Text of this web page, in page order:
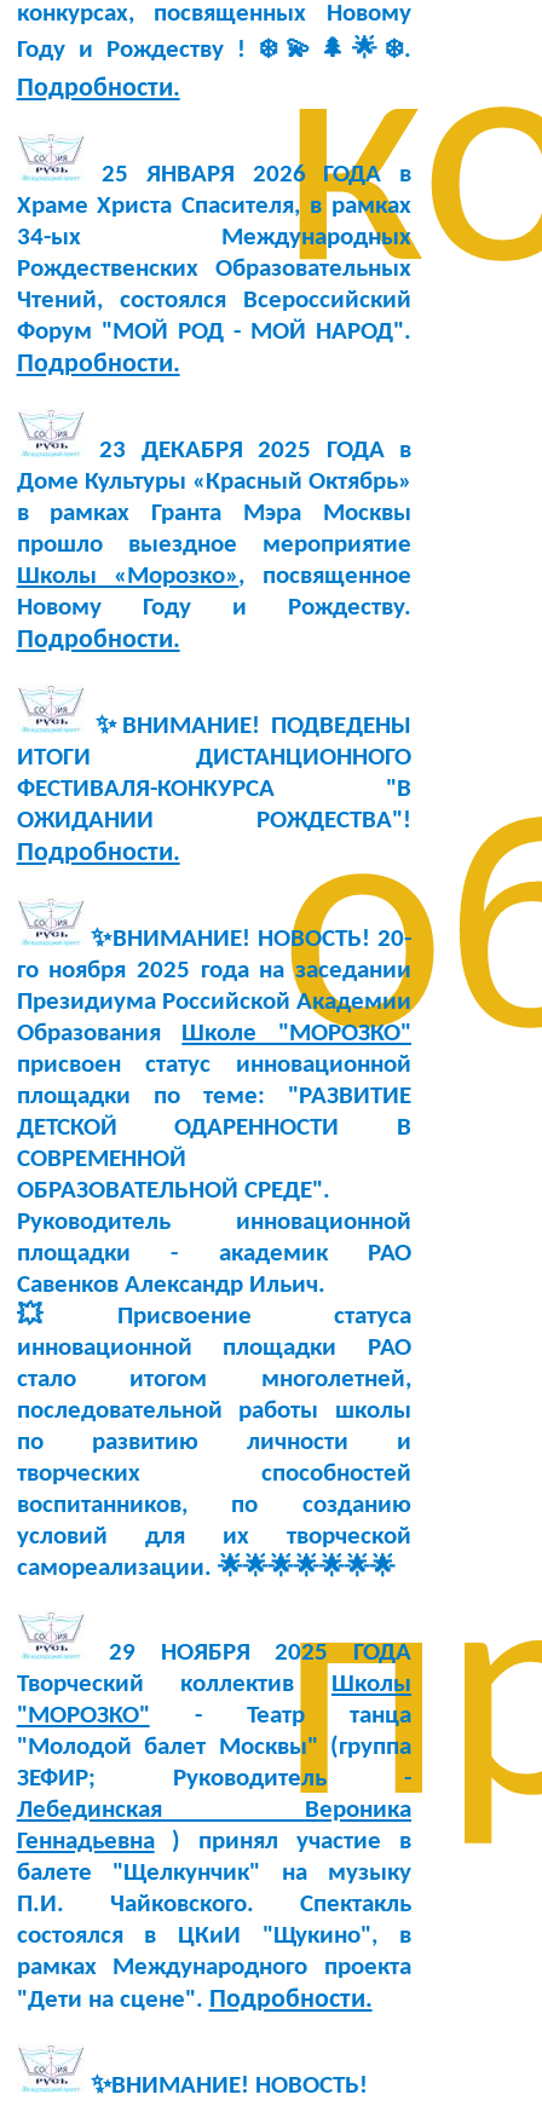
конкурсах, посвященных Новому
Году и Рождеству ! ❄️💫🌲🌟❄️.
Подробности.
25 ЯНВАРЯ 2026 ГОДА в
Храме Христа Спасителя, в рамках
34-ых Международных
Рождественских Образовательных
Чтений, состоялся Всероссийский
Форум "МОЙ РОД - МОЙ НАРОД".
Подробности.
23 ДЕКАБРЯ 2025 ГОДА в
Доме Культуры «Красный Октябрь»
в рамках Гранта Мэра Москвы
прошло выездное мероприятие
Школы «Морозко», посвященное
Новому Году и Рождеству.
Подробности.
✨ВНИМАНИЕ! ПОДВЕДЕНЫ
ИТОГИ ДИСТАНЦИОННОГО
ФЕСТИВАЛЯ-КОНКУРСА "В
ОЖИДАНИИ РОЖДЕСТВА"!
Подробности.
✨ВНИМАНИЕ! НОВОСТЬ! 20-
го ноября 2025 годана заседании
Президиума Российской Академии
Образования Школе "МОРОЗКО"
присвоен статус инновационной
площадки по теме: "РАЗВИТИЕ
ДЕТСКОЙ ОДАРЕННОСТИ В
СОВРЕМЕННОЙ
ОБРАЗОВАТЕЛЬНОЙ СРЕДЕ".
Руководитель инновационной
площадки - академик РАО
Савенков Александр Ильич.
💥Присвоение статуса
инновационной площадки РАО
стало итогом многолетней,
последовательной работы школы
по развитию личности и
творческих способностей
воспитанников, по созданию
условий для их творческой
самореализации. 🌟🌟🌟🌟🌟🌟🌟
29 НОЯБРЯ 2025 ГОДА
Творческий коллектив Школы
"МОРОЗКО" - Театр танца
"Молодой балет Москвы" (группа
ЗЕФИР; Руководитель -
Лебединская Вероника
Геннадьевна) принял участие в
балете "Щелкунчик" на музыку
П.И. Чайковского. Спектакль
состоялся в ЦКиИ "Щукино", в
рамках Международного проекта
"Дети на сцене". Подробности.
✨ВНИМАНИЕ! НОВОСТЬ!